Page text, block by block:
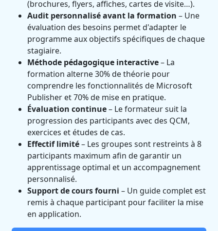
(brochures, flyers, affiches, cartes de visite…).
Audit personnalisé avant la formation – Une
évaluation des besoins permet d'adapter le
programme aux objectifs spécifiques de chaque
stagiaire.
Méthode pédagogique interactive– La
formation alterne 30% de théorie pour
comprendre les fonctionnalités de Microsoft
Publisher et 70% de mise en pratique.
Évaluation continue– Le formateur suit la
progression des participants avec des QCM,
exercices et études de cas.
Effectif limité– Les groupes sont restreints à 8
participants maximum afin de garantir un
apprentissage optimal et un accompagnement
personnalisé.
Support de cours fourni – Un guide complet est
remis à chaque participant pour faciliter la mise
en application.